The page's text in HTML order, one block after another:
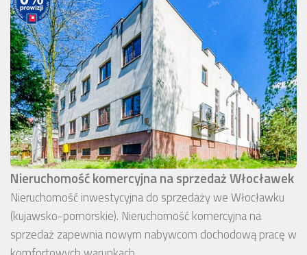
Nieruchomość komercyjna na sprzedaż Włocławek
Nieruchomość inwestycyjna do sprzedaży we Włocławku
(kujawsko-pomorskie). Nieruchomość komercyjna na
sprzedaż zapewnia nowym nabywcom dochodową pracę w